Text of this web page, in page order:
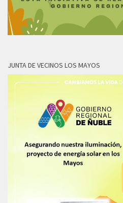
JUNTA DE VECINOS LOS MAYOS